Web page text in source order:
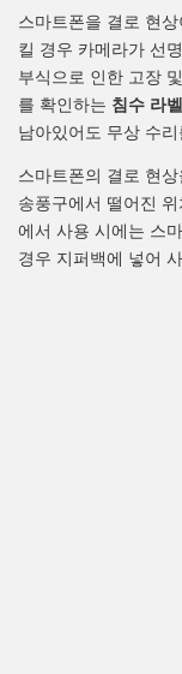
스마트폰을 결로 현
킬 경우 카메라가 선
부식으로 인한 고장
를 확인하는 침수 라
남아있어도 무상 수
스마트폰의 결로 현
송풍구에서 떨어진
에서 사용 시에는 스
경우 지퍼백에 넣어